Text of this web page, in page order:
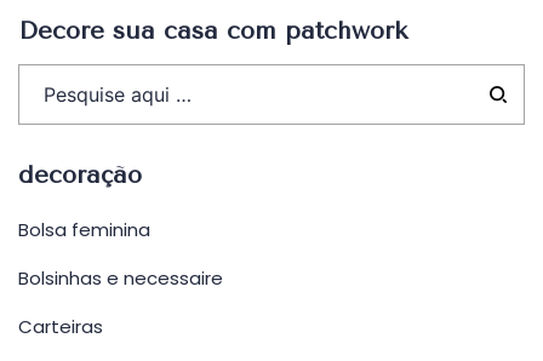
Decore sua casa com patchwork
decoração
Bolsa feminina
Bolsinhas e necessaire
Carteiras